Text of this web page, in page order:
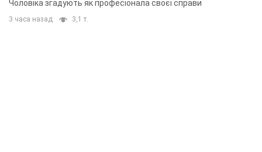
Чоловіка згадують як професіонала своєї справи
3 часа назад 3,1 т.